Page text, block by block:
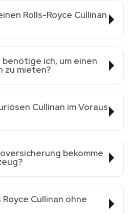
Rolls-Royce Cullinan
ich, um einen
zu mieten?
Cullinan im Voraus
bekomme
Royce Cullinan ohne